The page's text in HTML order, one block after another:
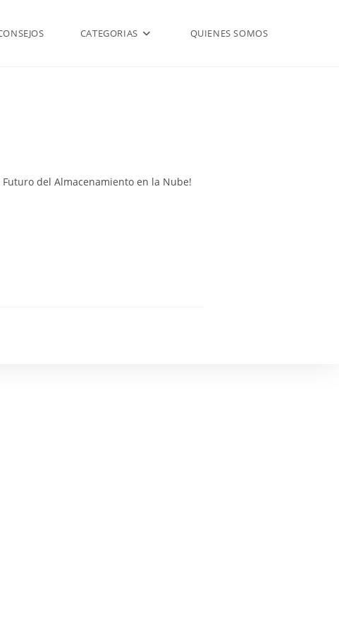
CATEGORIAS QUIENES SOMOS
del Almacenamiento en la Nube!